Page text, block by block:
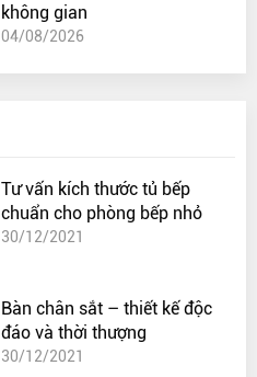
không gian
04/08/2026
Tư vấn kích thước tủ bếp
chuẩn cho phòng bếp nhỏ
30/12/2021
Bàn chân sắt – thiết kế độc
đáo và thời thượng
30/12/2021